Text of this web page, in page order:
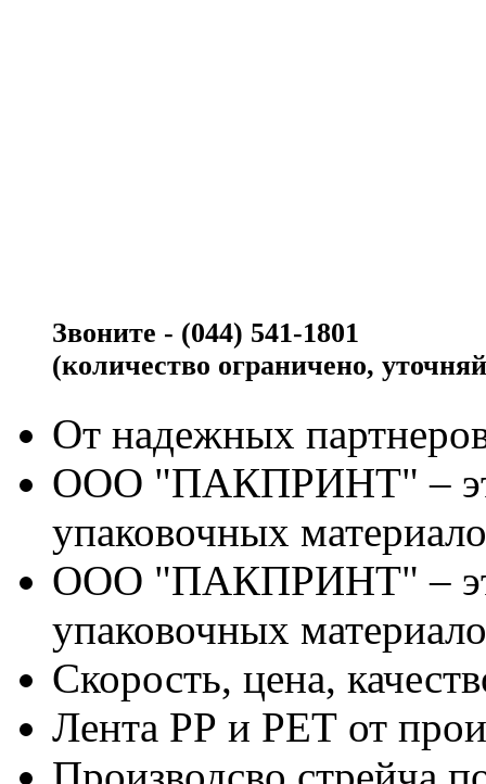
Звоните - (044) 541-1801
(количество ограничено,
От надежных
ООО "ПАКПРИНТ" –
упаковочных
ООО "ПАКПРИНТ" –
упаковочных
Скорость, цена,
Лента РР и РЕТ от